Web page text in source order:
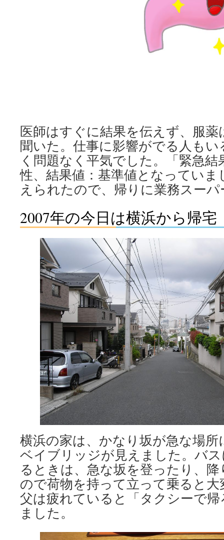
医師はすぐに結果を伝えず、服
聞いた。仕事に影響がでる人も
く問題なく平気でした。「緊急
性、結果値：基準値となってい
えられたので、帰りに業務スー
2007年の今日は横浜から帰宅
横浜の家は、かなり坂が急な場
ベイブリッジが見えました。バ
るときは、急な坂を登ったり、
ので荷物を持って立って乗ると
父は疲れていると「タクシーで
ました。